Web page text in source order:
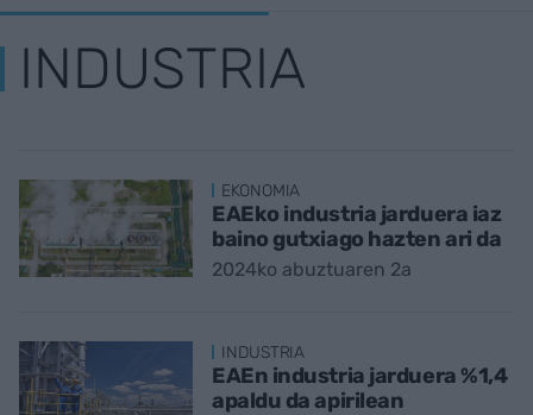
INDUSTRIA
EKONOMIA
EAEko industria jarduera iaz
baino gutxiago hazten ari da
2024ko abuztuaren 2a
INDUSTRIA
EAEn industria jarduera %1,4
apaldu da apirilean